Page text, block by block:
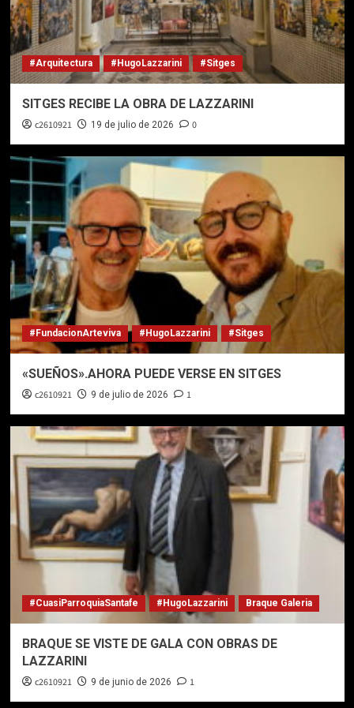
#Arquitectura #HugoLazzarini #Sitges
SITGES RECIBE LA OBRA DE LAZZARINI
c2610921 19 de julio de 2026 0
#FundacionArteviva #HugoLazzarini #Sitges
«SUEÑOS».AHORA PUEDE VERSE EN SITGES
c2610921 9 de julio de 2026 1
#CuasiParroquiaSantafe #HugoLazzarini Braque Galeria
BRAQUE SE VISTE DE GALA CON OBRAS DE
LAZZARINI
c2610921 9 de junio de 2026 1